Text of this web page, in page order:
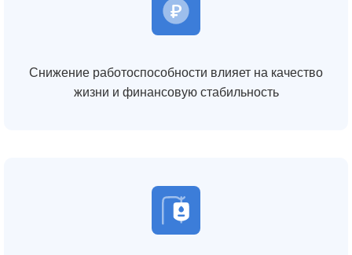
Снижение работоспособности влияет на качество
жизни и финансовую стабильность